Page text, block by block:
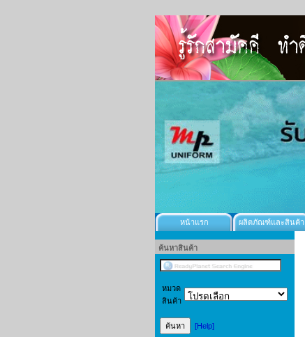
หน้าแรก ผลิตภัณฑ์และสินค้า
ค้นหาสินค้า
หมวด
สินค้า
[Help]